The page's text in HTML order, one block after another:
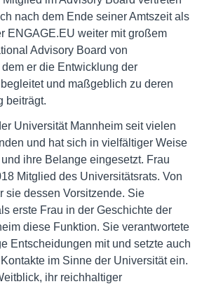
nach dem Ende seiner Amtszeit als
ENGAGE.EU weiter mit großem
Advisory Board von
er die Entwicklung der
und maßgeblich zu deren
beiträgt.
Universität Mannheim seit vielen
und hat sich in vielfältiger Weise
ihre Belange eingesetzt. Frau
Mitglied des Universitätsrats. Von
sie dessen Vorsitzende. Sie
erste Frau in der Geschichte der
diese Funktion. Sie verantwortete
Entscheidungen mit und setzte auch
im Sinne der Universität ein.
ihr reichhaltiger